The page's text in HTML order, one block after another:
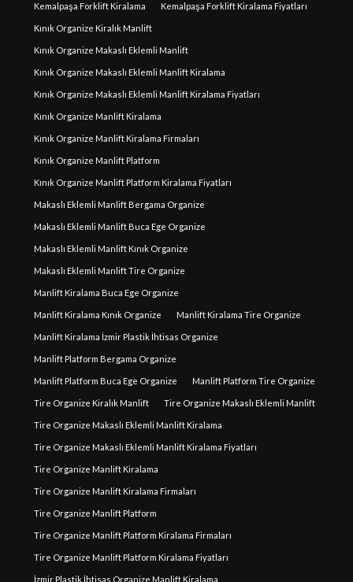
Kemalpaşa Forklift Kiralama Kemalpaşa Forklift Kiralama Fiyatları
Kınık Organize Kiralık Manlift
Kınık Organize Makaslı Eklemli Manlift
Kınık Organize Makaslı Eklemli Manlift Kiralama
Kınık Organize Makaslı Eklemli Manlift Kiralama Fiyatları
Kınık Organize Manlift Kiralama
Kınık Organize Manlift Kiralama Firmaları
Kınık Organize Manlift Platform
Kınık Organize Manlift Platform Kiralama Fiyatları
Makaslı Eklemli Manlift Bergama Organize
Makaslı Eklemli Manlift Buca Ege Organize
Makaslı Eklemli Manlift Kınık Organize
Makaslı Eklemli Manlift Tire Organize
Manlift Kiralama Buca Ege Organize
Manlift Kiralama Kınık Organize Manlift Kiralama Tire Organize
Manlift Kiralama İzmir Plastik İhtisas Organize
Manlift Platform Bergama Organize
Manlift Platform Buca Ege Organize Manlift Platform Tire Organize
Tire Organize Kiralık Manlift Tire Organize Makaslı Eklemli Manlift
Tire Organize Makaslı Eklemli Manlift Kiralama
Tire Organize Makaslı Eklemli Manlift Kiralama Fiyatları
Tire Organize Manlift Kiralama
Tire Organize Manlift Kiralama Firmaları
Tire Organize Manlift Platform
Tire Organize Manlift Platform Kiralama Firmaları
Tire Organize Manlift Platform Kiralama Fiyatları
İzmir Plastik İhtisas Organize Manlift Kiralama